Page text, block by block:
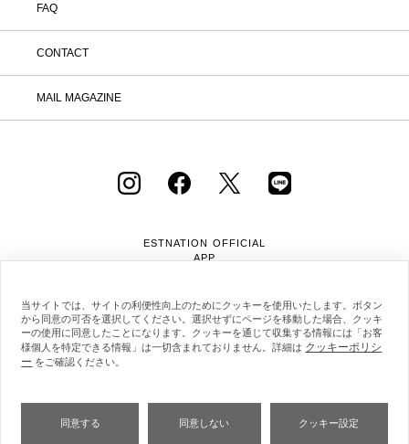
FAQ
CONTACT
MAIL MAGAZINE
ESTNATION OFFICIAL
APP
会社概要
当サイトでは、サイトの利便性向上のためにクッキーを使用いたします。ボタン
から同意の可否を選択してください。選択せずにページを移動した場合、クッキ
ーの使用に同意したことになります。クッキーを通じて収集する情報には「お客
様個人を特定できる情報」は一切含まれておりません。詳細は クッキーポリシ
ー をご確認ください。
同意する 同意しない クッキー設定